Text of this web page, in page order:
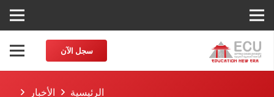
سجل الآن
الرئيسية
الأخبار